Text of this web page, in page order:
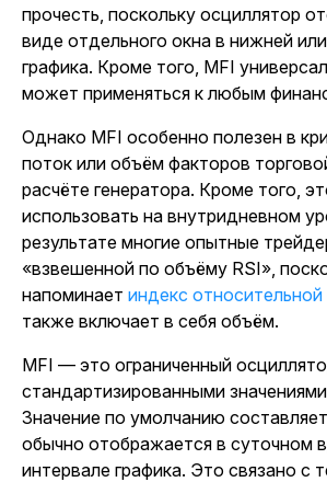
прочесть, поскольку осциллятор
виде отдельного окна в нижней
графика. Кроме того, MFI
может применяться к любым
Однако MFI особенно полезен в
поток или объём факторов
расчёте генератора. Кроме того,
использовать на внутридневном
результате многие опытные
«взвешенной по объёму RSI»,
напоминает индекс
также включает в себя объём.
MFI — это ограниченный
стандартизированными
Значение по умолчанию
обычно отображается в суточном
интервале графика. Это связано с